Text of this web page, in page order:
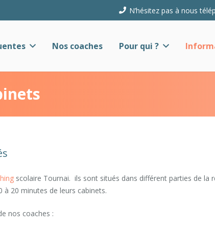
N’hésitez pas à nous
Nos coaches Pour qui ?
scolaire Tournai. ils sont situés dans différent parties de la
à 20 minutes de leurs cabinets.
nos coaches :